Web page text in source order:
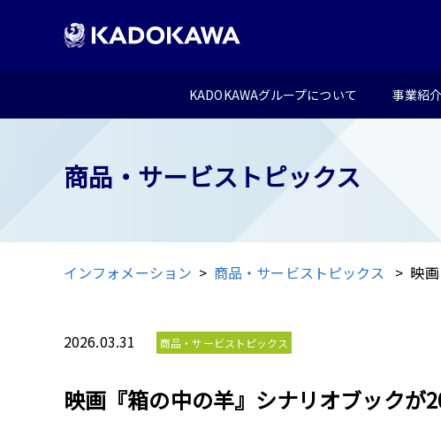
KADOKAWAグループについて 事業紹介
商品・サービストピックス
インフォメーション 商品・サービストピックス 映
2026.03.31 商品・サービストピックス
映画『箱の中の羊』シナリオブックが